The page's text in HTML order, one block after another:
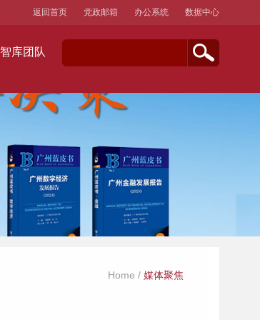
智库团队
返回首页 党政邮箱 办公系统 数据中心
Home / 媒体聚焦